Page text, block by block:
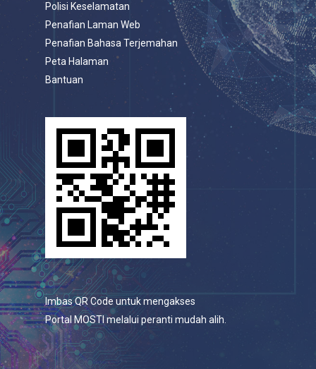
Polisi Keselamatan
Penafian Laman Web
Penafian Bahasa Terjemahan
Peta Halaman
Bantuan
Imbas QR Code untuk mengakses
Portal MOSTI melalui peranti mudah alih.